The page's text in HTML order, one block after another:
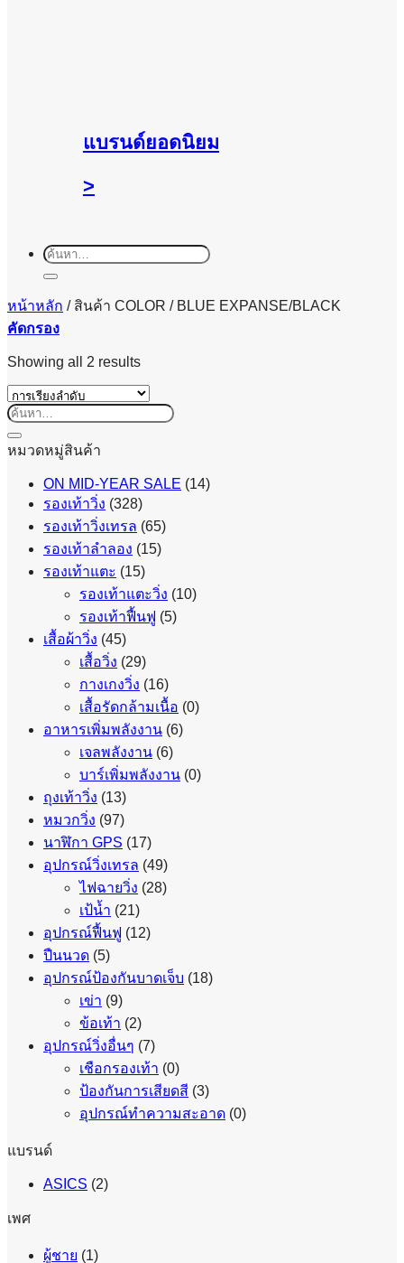
แบรนด์ยอดนิยม
>
ค้นหา:
หน้าหลัก /สินค้า COLOR /BLUE EXPANSE/BLACK
คัดกรอง
Showing all 2 results
ค้นหา:
หมวดหมู่สินค้า
ON MID-YEAR SALE (14)
รองเท้าวิ่ง (328)
รองเท้าวิ่งเทรล (65)
รองเท้าลำลอง (15)
รองเท้าแตะ (15)
รองเท้าแตะวิ่ง (10)
รองเท้าฟื้นฟู (5)
เสื้อผ้าวิ่ง (45)
เสื้อวิ่ง (29)
กางเกงวิ่ง (16)
เสื้อรัดกล้ามเนื้อ (0)
อาหารเพิ่มพลังงาน (6)
เจลพลังงาน (6)
บาร์เพิ่มพลังงาน (0)
ถุงเท้าวิ่ง (13)
หมวกวิ่ง (97)
นาฬิกา GPS (17)
อุปกรณ์วิ่งเทรล (49)
ไฟฉายวิ่ง (28)
เป้น้ำ (21)
อุปกรณ์ฟื้นฟู (12)
ปืนนวด (5)
อุปกรณ์ป้องกันบาดเจ็บ (18)
เข่า (9)
ข้อเท้า (2)
อุปกรณ์วิ่งอื่นๆ (7)
เชือกรองเท้า (0)
ป้องกันการเสียดสี (3)
อุปกรณ์ทำความสะอาด (0)
แบรนด์
ASICS (2)
เพศ
ผู้ชาย (1)